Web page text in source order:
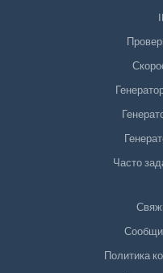
Часто
Политика